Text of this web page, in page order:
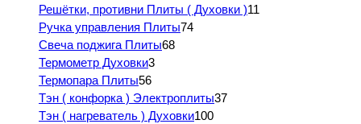
Решётки, противни Плиты ( Духовки )11
Ручка управления Плиты74
Свеча поджига Плиты68
Термометр Духовки3
Термопара Плиты56
Тэн ( конфорка ) Электроплиты37
Тэн ( нагреватель ) Духовки100